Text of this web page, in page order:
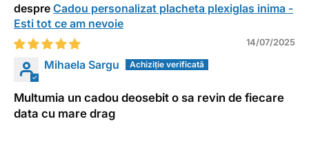
Cadou personalizat placheta plexiglas inima -
Esti tot ce am nevoie
14/07/2025
Mihaela Sargu
Multumia un cadou deosebit o sa revin de fiecare
data cu mare drag